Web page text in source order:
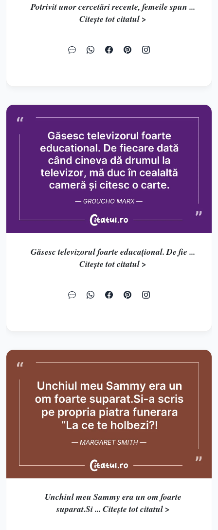
Potrivit unor cercetări recente, femeile spun ...
Citește tot citatul >
Găsesc televizorul foarte educațional. De fie ...
Citește tot citatul >
Unchiul meu Sammy era un om foarte
suparat.Si ... Citește tot citatul >